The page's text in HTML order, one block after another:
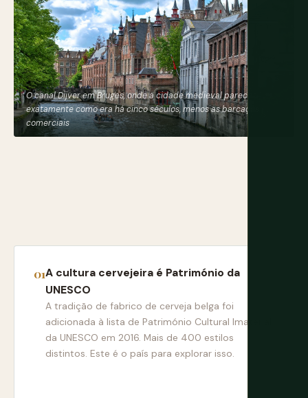
O canal Dijver em Bruges, onde a cidade medieval parece
exatamente como era há cinco séculos, menos as barcaças
comerciais
A cultura cervejeira é Património da
UNESCO
A tradição de fabrico de cerveja belga foi
adicionada à lista de Património Cultural Imaterial
da UNESCO em 2016. Mais de 400 estilos
distintos. Este é o país para explorar isso.